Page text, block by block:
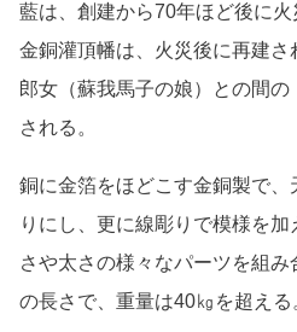
藍は、創建から70年ほど後に
金銅灌頂幡は、火災後に再建
郎女（蘇我馬子の娘）との間の
される。
銅に金箔をほどこす金銅製で
りにし、更に線彫りで模様を
さや太さの様々なパーツを組
の長さで、重量は40㎏を超え